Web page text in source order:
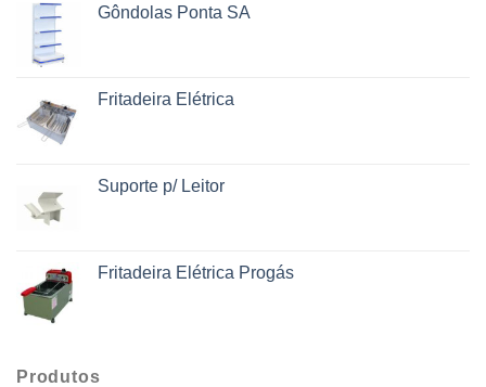
Gôndolas Ponta SA
Fritadeira Elétrica
Suporte p/ Leitor
Fritadeira Elétrica Progás
Produtos